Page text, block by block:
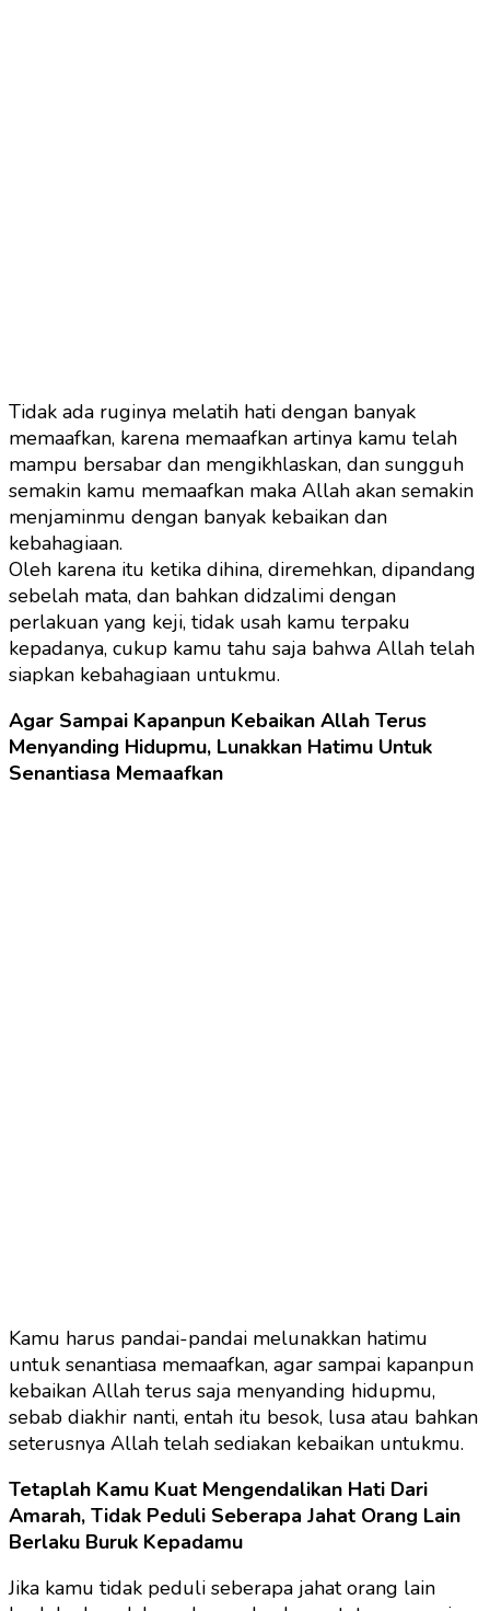
Tidak ada ruginya melatih hati dengan banyak
memaafkan, karena memaafkan artinya kamu telah
mampu bersabar dan mengikhlaskan, dan sungguh
semakin kamu memaafkan maka Allah akan semakin
menjaminmu dengan banyak kebaikan dan
kebahagiaan.
Oleh karena itu ketika dihina, diremehkan, dipandang
sebelah mata, dan bahkan didzalimi dengan
perlakuan yang keji, tidak usah kamu terpaku
kepadanya, cukup kamu tahu saja bahwa Allah telah
siapkan kebahagiaan untukmu.
Agar Sampai Kapanpun Kebaikan Allah Terus
Menyanding Hidupmu, Lunakkan Hatimu Untuk
Senantiasa Memaafkan
Kamu harus pandai-pandai melunakkan hatimu
untuk senantiasa memaafkan, agar sampai kapanpun
kebaikan Allah terus saja menyanding hidupmu,
sebab diakhir nanti, entah itu besok, lusa atau bahkan
seterusnya Allah telah sediakan kebaikan untukmu.
Tetaplah Kamu Kuat Mengendalikan Hati Dari
Amarah, Tidak Peduli Seberapa Jahat Orang Lain
Berlaku Buruk Kepadamu
Jika kamu tidak peduli seberapa jahat orang lain